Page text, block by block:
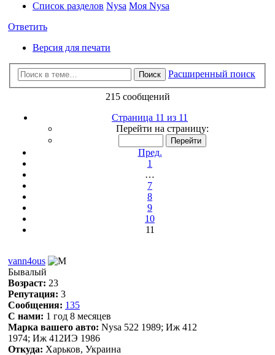
Список разделов Nysa Моя Nysa
Ответить
Версия для печати
Поиск Расширенный поиск
215 сообщений
Страница 11 из 11
Перейти на страницу:
Пред.
1
…
7
8
9
10
11
vann4ous
Бывалый
Возраст: 23
Репутация: 3
Сообщения: 135
С нами: 1 год 8 месяцев
Марка вашего авто: Nysa 522 1989; Иж 412
1974; Иж 412ИЭ 1986
Откуда: Харьков, Украина